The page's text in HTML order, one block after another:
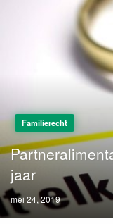
Familierecht
jaar
Posted
on
mei 24, 2019